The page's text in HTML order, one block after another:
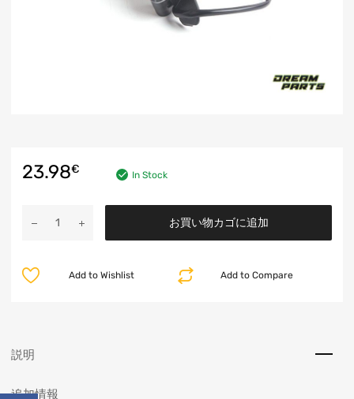
23.98€ In Stock
お買い物カゴに追加
Add to Compare
Add to Wishlist
説明
追加情報